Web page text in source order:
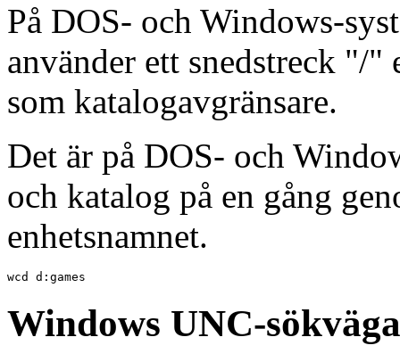
På DOS- och Windows-
använder ett snedstreck "/
som katalogavgränsare.
Det är på DOS- och
och katalog på en gång
enhetsnamnet.
wcd d:games
Windows UNC-